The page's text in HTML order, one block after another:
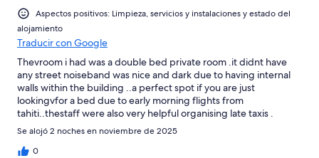
Aspectos positivos: Limpieza, servicios y instalaciones y estado del
alojamiento
Traducir con Google
Thevroom i had was a double bed private room .it didnt have
any street noiseband was nice and dark due to having internal
walls within the building ..a perfect spot if you are just
lookingvfor a bed due to early morning flights from
tahiti..thestaff were also very helpful organising late taxis .
Highly recomend...its also near the port good if u want to whale
watch or snorkel.
Se alojó 2 noches en noviembre de 2025
0